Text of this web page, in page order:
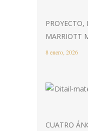
MARRIOTT
8 enero, 2026
CUATRO